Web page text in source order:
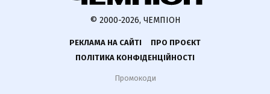
© 2000-2026, ЧЕМПІОН
РЕКЛАМА НА САЙТІ
ПРО ПРОЄКТ
ПОЛІТИКА КОНФІДЕНЦІЙНОСТІ
Промокоди